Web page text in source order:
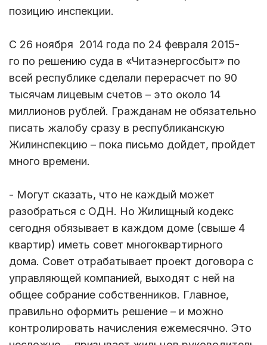
позицию инспекции.
С 26 ноября 2014 года по 24 февраля 2015-
го по решению суда в «Читаэнергосбыт» по
всей республике сделали перерасчет по 90
тысячам лицевым счетов – это около 14
миллионов рублей. Гражданам не обязательно
писать жалобу сразу в республиканскую
Жилинспекцию – пока письмо дойдет, пройдет
много времени.
- Могут сказать, что не каждый может
разобраться с ОДН. Но Жилищный кодекс
сегодня обязывает в каждом доме (свыше 4
квартир) иметь совет многоквартирного
дома. Совет отрабатывает проект договора с
управляющей компанией, выходят с ней на
общее собрание собственников. Главное,
правильно оформить решение – и можно
контролировать начисления ежемесячно. Это